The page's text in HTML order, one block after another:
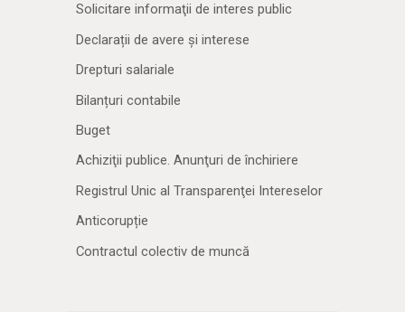
Solicitare informaţii de interes public
Declarații de avere și interese
Drepturi salariale
Bilanțuri contabile
Buget
Achiziţii publice. Anunţuri de închiriere
Registrul Unic al Transparenţei Intereselor
Anticorupție
Contractul colectiv de muncă